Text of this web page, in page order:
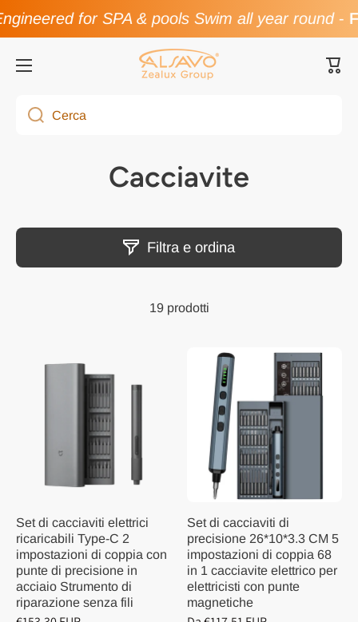
Vai direttamente ai contenuti
for SPA & pools Swim all year round-
Cerca
Cacciavite
Filtra e ordina
19 prodotti
Set di cacciaviti elettrici
ricaricabili Type-C 2
impostazioni di coppia con
punte di precisione in
acciaio Strumento di
riparazione senza fili
Set di cacciaviti di
precisione 26*10*3.3 CM 5
impostazioni di coppia 68
in 1 cacciavite elettrico per
elettricisti con punte
magnetiche